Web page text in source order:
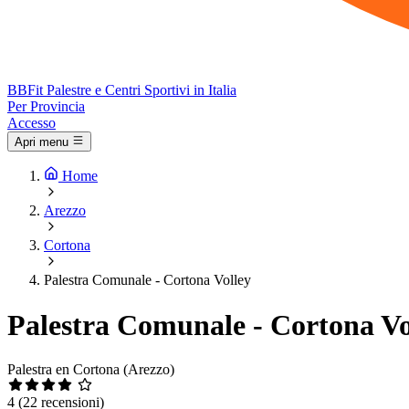
BBFit Palestre e Centri Sportivi in Italia
Per Provincia
Accesso
Apri menu
Home
Arezzo
Cortona
Palestra Comunale - Cortona Volley
Palestra Comunale - Cortona
Palestra en Cortona (Arezzo)
4 (22 recensioni)